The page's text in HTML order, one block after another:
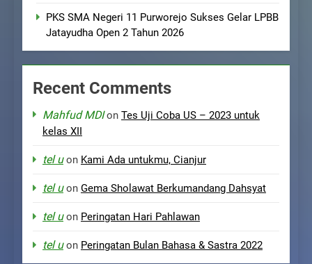
PKS SMA Negeri 11 Purworejo Sukses Gelar LPBB
Jatayudha Open 2 Tahun 2026
Recent Comments
Mahfud MDIon Tes Uji Coba US – 2023 untuk
kelas XII
tel uon Kami Ada untukmu, Cianjur
tel uon Gema Sholawat Berkumandang Dahsyat
tel uon Peringatan Hari Pahlawan
tel uon Peringatan Bulan Bahasa & Sastra 2022